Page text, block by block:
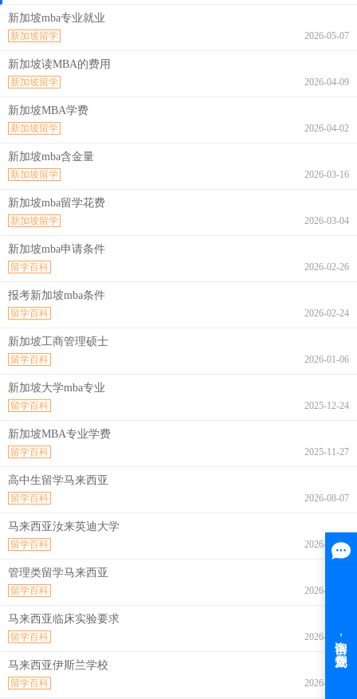
新加坡mba专业就业
2026-05-07
新加坡留学
新加坡读MBA的费用
2026-04-09
新加坡留学
新加坡MBA学费
2026-04-02
新加坡留学
新加坡mba含金量
2026-03-16
新加坡留学
新加坡mba留学花费
2026-03-04
新加坡留学
新加坡mba申请条件
2026-02-26
留学百科
报考新加坡mba条件
2026-02-24
留学百科
新加坡工商管理硕士
2026-01-06
留学百科
新加坡大学mba专业
2025-12-24
留学百科
新加坡MBA专业学费
2025-11-27
留学百科
高中生留学马来西亚
2026-08-07
留学百科
马来西亚汝来英迪大学
2026-08-07
留学百科
管理类留学马来西亚
2026-08-07
留学百科
马来西亚临床实验要求
2026-08-07
留学百科
马来西亚伊斯兰学校
2026-08-07
留学百科